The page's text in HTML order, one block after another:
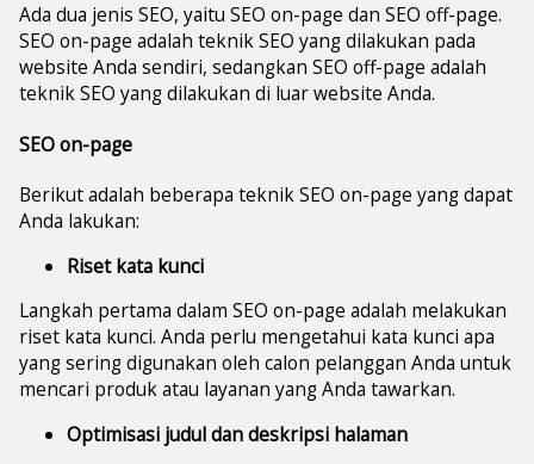
Ada dua jenis SEO, yaitu SEO on-page dan SEO off-page.
SEO on-page adalah teknik SEO yang dilakukan pada
website Anda sendiri, sedangkan SEO off-page adalah
teknik SEO yang dilakukan di luar website Anda.
SEO on-page
Berikut adalah beberapa teknik SEO on-page yang dapat
Anda lakukan:
Riset kata kunci
Langkah pertama dalam SEO on-page adalah melakukan
riset kata kunci. Anda perlu mengetahui kata kunci apa
yang sering digunakan oleh calon pelanggan Anda untuk
mencari produk atau layanan yang Anda tawarkan.
Optimisasi judul dan deskripsi halaman